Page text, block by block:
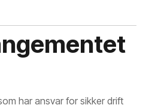
har ansvar for sikker drift